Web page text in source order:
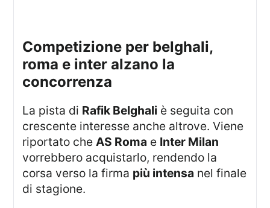
competizione per belghali,
roma e inter alzano la
concorrenza
La pista di Rafik Belghali è seguita con
crescente interesse anche altrove. Viene
riportato cheAS Roma e Inter Milan
vorrebbero acquistarlo, rendendo la
corsa verso la firma più intensa nel finale
di stagione.